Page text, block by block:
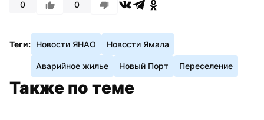
0 0
Теги: Новости ЯНАО Новости Ямала
Аварийное жилье Новый Порт Переселение
Также по теме